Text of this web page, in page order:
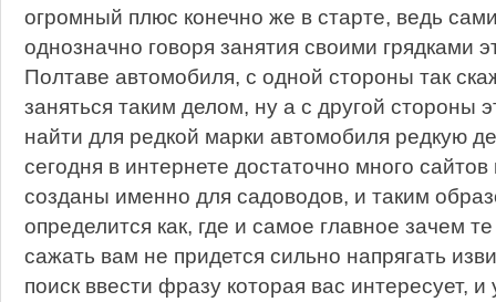
огромный плюс конечно же в старте, ведь
однозначно говоря занятия своими грядками
Полтаве автомобиля, с одной стороны так
заняться таким делом, ну а с другой стороны
найти для редкой марки автомобиля редкую
сегодня в интернете достаточно много
созданы именно для садоводов, и таким
определится как, где и самое главное зачем
сажать вам не придется сильно напрягать
поиск ввести фразу которая вас интересует,